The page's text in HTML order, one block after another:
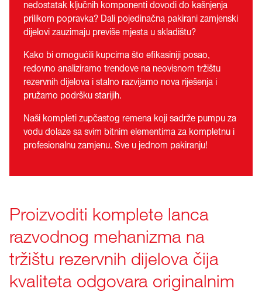
nedostatak ključnih komponenti dovodi do kašnjenja
prilikom popravka? Dali pojedinačna pakirani zamjenski
dijelovi zauzimaju previše mjesta u skladištu?
Kako bi omogućili kupcima što efikasiniji posao,
redovno analiziramo trendove na neovisnom tržištu
rezervnih dijelova i stalno razvijamo nova riješenja i
pružamo podršku starijih.
Naši kompleti zupčastog remena koji sadrže pumpu za
vodu dolaze sa svim bitnim elementima za kompletnu i
profesionalnu zamjenu. Sve u jednom pakiranju!
Proizvoditi komplete lanca
razvodnog mehanizma na
tržištu rezervnih dijelova čija
kvaliteta odgovara originalnim